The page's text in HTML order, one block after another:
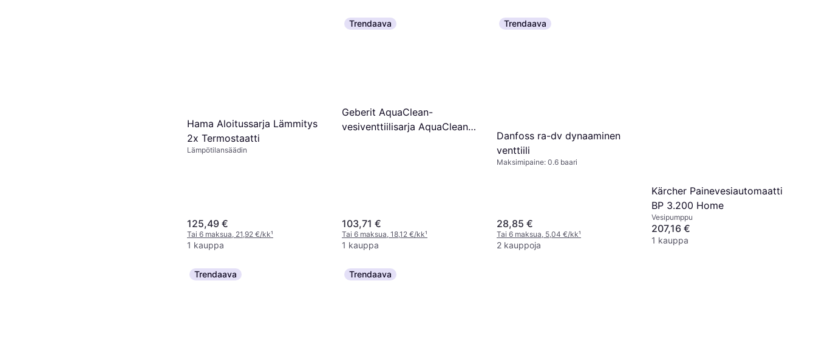
Hama Aloitussarja Lämmitys
2x Termostaatti
Lämpötilansäädin
125,49 €
Tai 6 maksua, 21,92 €/kk¹
1 kauppa
Trendaava
Geberit AquaClean-
vesiventtiilisarja AquaClean
103,71 €
Tai 6 maksua, 18,12 €/kk¹
1 kauppa
Trendaava
Danfoss ra-dv dynaaminen
venttiili
Maksimipaine: 0.6 baari
28,85 €
Tai 6 maksua, 5,04 €/kk¹
2 kauppoja
Kärcher Painevesiautomaatti
BP 3.200 Home
Vesipumppu
207,16 €
1 kauppa
Trendaava Trendaava